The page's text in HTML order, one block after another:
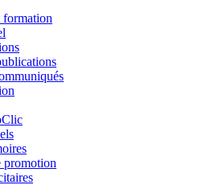
formation
promotion